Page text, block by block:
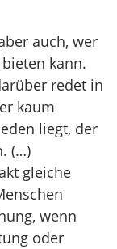
auch, wer
kann.
redet in
kaum
liegt, der
(…)
gleiche
wenn
oder